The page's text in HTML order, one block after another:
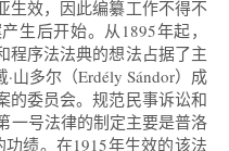
生效，因此编纂工作不得不
生后开始。从1895年起，
程序法法典的想法占据了主
山多尔（Erdély Sándor）成
的委员会。规范民事诉讼和
一号法律的制定主要是普洛
功绩。在1915年生效的该法